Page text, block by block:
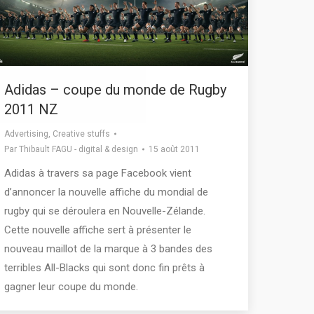
Adidas – coupe du monde de Rugby
2011 NZ
Advertising, Creative stuffs
Par Thibault FAGU - digital & design 15 août 2011
Adidas à travers sa page Facebook vient
d’annoncer la nouvelle affiche du mondial de
rugby qui se déroulera en Nouvelle-Zélande.
Cette nouvelle affiche sert à présenter le
nouveau maillot de la marque à 3 bandes des
terribles All-Blacks qui sont donc fin prêts à
gagner leur coupe du monde.